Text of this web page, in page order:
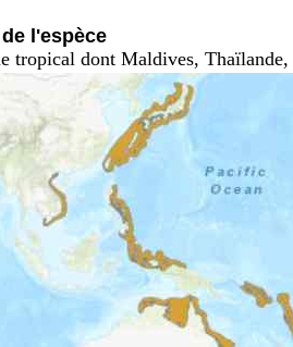
l'espèce
tropical dont Maldives,